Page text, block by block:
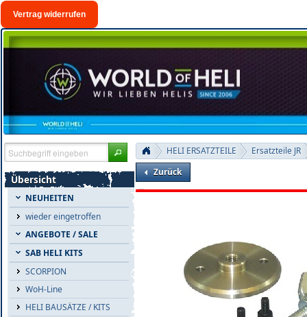
Vertrag widerrufen
Übersicht
NEUHEITEN
wieder eingetroffen
ANGEBOTE / SALE
SAB HELI KITS
SCORPION
WoH-Line
HELI BAUSÄTZE / KITS
HELI ERSATZTEILE
Ersatzteile JR
Zurück